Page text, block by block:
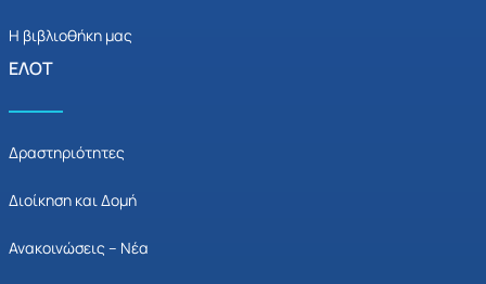
Η βιβλιοθήκη μας
ΕΛΟΤ
Δραστηριότητες
Διοίκηση και Δομή
Ανακοινώσεις – Νέα